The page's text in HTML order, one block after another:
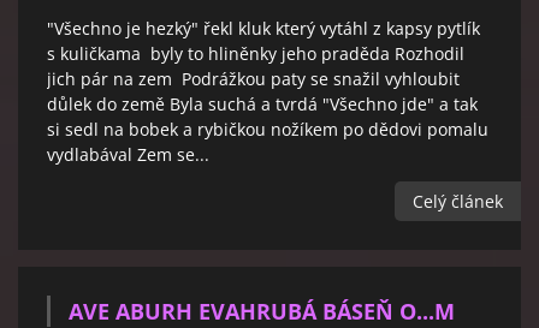
"Všechno je hezký" řekl kluk který vytáhl z kapsy pytlík
s kuličkama byly to hliněnky jeho praděda Rozhodil
jich pár na zem Podrážkou paty se snažil vyhloubit
důlek do země Byla suchá a tvrdá "Všechno jde" a tak
si sedl na bobek a rybičkou nožíkem po dědovi pomalu
vydlabával Zem se...
Celý článek
AVE ABURH EVAHRUBÁ BÁSEŇ O...M